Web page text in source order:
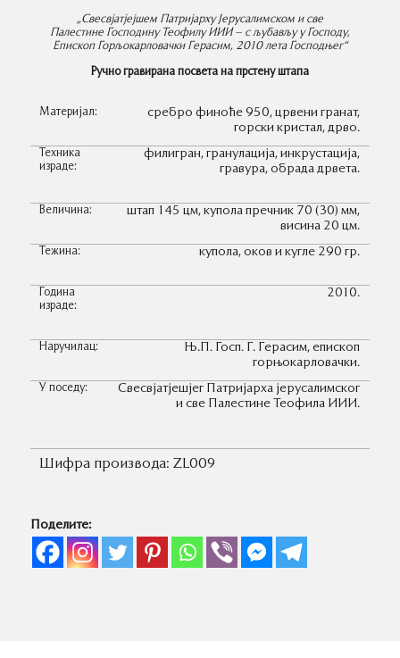
„Свесвјатјејшем Патријарху Јерусалимском и све
Палестине Господину Теофилу ИИИ – с љубављу у Господу,
Епископ Горљокарловачки Герасим, 2010 лета Господњег“
Ручно гравирана посвета на прстену штапа
Материјал:
сребро финоће 950, црвени гранат,
горски кристал, дрво.
Техника
израде:
филигран, гранулација, инкрустација,
гравура, обрада дрвета.
Величина:
штап 145 цм, купола пречник 70 (30) мм,
висина 20 цм.
Тежина: купола, оков и кугле 290 гр.
Година
израде:
2010.
Наручилац:
Њ.П. Госп. Г. Герасим, епископ
горњокарловачки.
У поседу:
Свесвјатјешјег Патријарха јерусалимског
и све Палестине Теофила ИИИ.
Шифра производа: ZL009
Поделите: